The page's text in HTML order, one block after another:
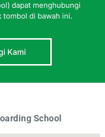
dapat menghubungi
tombol di bawah ini.
Kami
School